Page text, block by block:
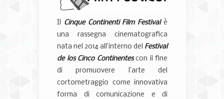
Il Cinque Continenti Film Festivalè
una rassegna cinematografica
nata nel 2014 all’interno del Festival
de los Cinco Continentescon il fine
di promuovere l’arte del
cortometraggio come innovativa
forma di comunicazione e di